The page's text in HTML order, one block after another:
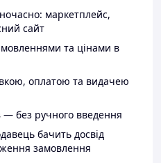
маркетплейс,
сайт
та цінами в
оплатою та видачею
— без ручного введення
бачить досвід
замовлення